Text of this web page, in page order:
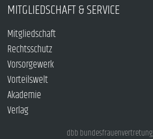
MITGLIEDSCHAFT & SERVICE
Mitgliedschaft
Rechtsschutz
Vorsorgewerk
Vorteilswelt
Akademie
Verlag
dbb bundesfrauenvertretung